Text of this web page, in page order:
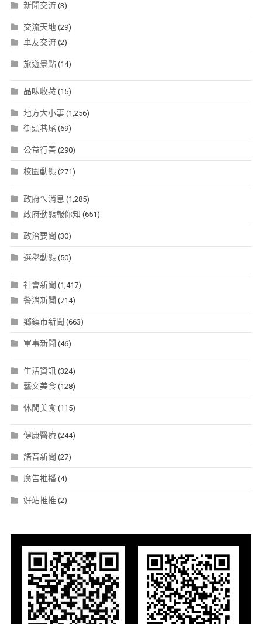
新聞交流(3)
交流天地(29)
車友交流(2)
旅遊景點(14)
品味收藏(15)
地方大小事(1,256)
街頭巷尾 (69)
公益行善(290)
校園動態 (271)
政府ㄟ消息 (1,285)
政府動態報你知 (651)
政治要聞 (30)
選舉動態 (50)
社會新聞 (1,417)
警消新聞 (714)
鄉鎮市新聞 (663)
軍事新聞 (46)
生活資訊(324)
藝文美食(128)
休閒美食(115)
健康醫療(244)
語音新聞 (27)
廣告推播(4)
好站推推 (2)